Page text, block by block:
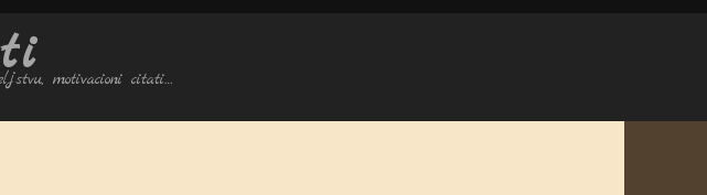
motivacioni citati…